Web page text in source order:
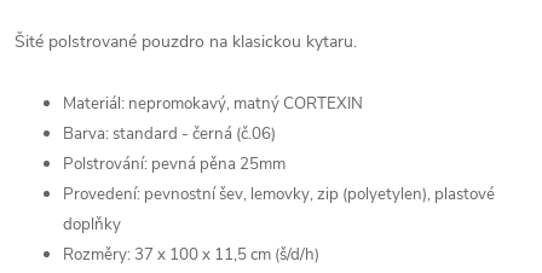
Šité polstrované pouzdro na klasickou kytaru.
Materiál: nepromokavý, matný CORTEXIN
Barva: standard - černá (č.06)
Polstrování: pevná pěna 25mm
Provedení: pevnostní šev, lemovky, zip (polyetylen), plastové
doplňky
Rozměry: 37 x 100 x 11,5 cm (š/d/h)